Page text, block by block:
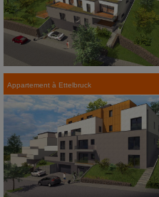
Appartement à Ettelbruck